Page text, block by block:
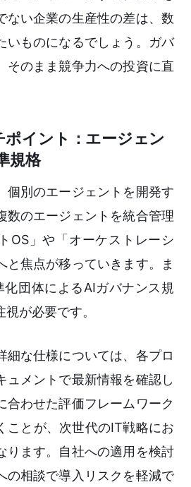
ない企業の生産性の差は、数
いものになるでしょう。ガバ
そのまま競争力への投資に直
イント：エージェン
規格
個別のエージェントを開発す
数のエージェントを統合管理
OS」や「オーケストレーシ
と焦点が移っていきます。ま
化団体によるAIガバナンス規
が必要です。
細な仕様については、各プロ
ュメントで最新情報を確認し
合わせた評価フレームワーク
ことが、次世代のIT戦略にお
ります。自社への適用を検討
の相談で導入リスクを軽減で